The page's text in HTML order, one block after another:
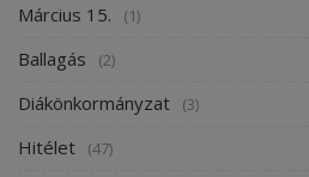
Március 15. (1)
Ballagás (2)
Diákönkormányzat (3)
Hitélet (47)